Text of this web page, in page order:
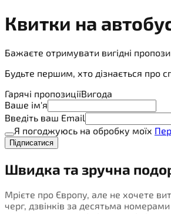
Квитки на
Бажаєте отримувати вигідні
Будьте першим, хто дізнається про
Гарячі пропозиціїВигода
Ваше ім'я
Введіть ваш Email
Я погоджуюсь на обробку моїх
Підписатися
Швидка та зручна
Мрієте про Європу, але не хочете
черг, дзвінків за десятьма